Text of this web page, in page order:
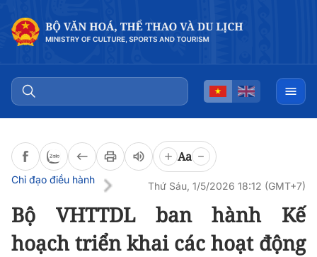
Aa
Chỉ đạo điều hành
Thứ Sáu, 1/5/2026 18:12 (GMT+7)
Bộ VHTTDL ban hành Kế
hoạch triển khai các hoạt động
Đọc bài